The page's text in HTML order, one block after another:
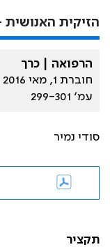
הזיקית
הרפואה | כרך
חוברת 1, מאי 2016
עמ׳ 299-301
סודי נמיר
תקציר